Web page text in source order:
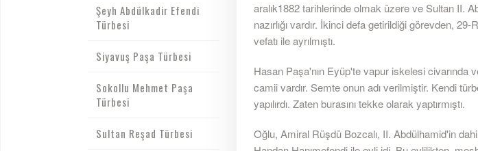
Şeyh Abdülkadir Efendi
Türbesi
Siyavuş Paşa Türbesi
Sokollu Mehmet Paşa
Türbesi
Sultan Reşad Türbesi
aralık1882 tarihlerinde olmak üzere ve Sultan II.
nazırlığı vardır. İkinci defa getirildiği görevden,
vefatı ile ayrılmıştı.
Hasan Paşa'nın Eyüp'te vapur iskelesi civarında
camii vardır. Semte onun adı verilmiştir. Kendi
yapılırdı. Zaten burasını tekke olarak yaptırmıştı.
Oğlu, Amiral Rüşdü Bozcalı, II. Abdülhamid'in